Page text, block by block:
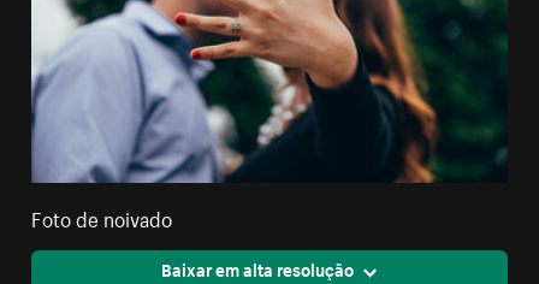
Foto de noivado
Baixar em alta resolução